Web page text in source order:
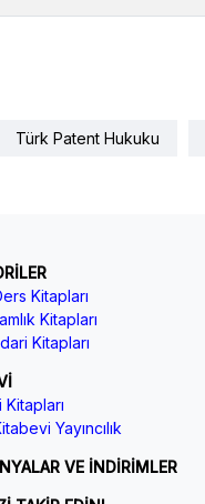
Türk Patent Hukuku
Kitapları
Kitapları
Kitapları
Kitapları
Yayıncılık
VE İNDİRİMLER